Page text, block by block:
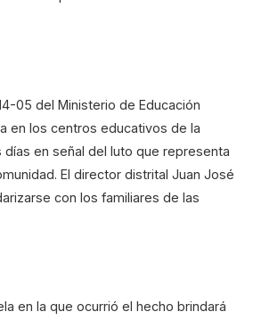
05 del Ministerio de Educación
en los centros educativos de la
en señal del luto que representa
El director distrital Juan José
con los familiares de las
en la que ocurrió el hecho brindará